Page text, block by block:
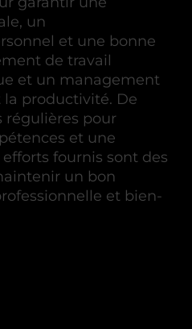
un
et une bonne
de travail
et un management
la productivité. De
régulières pour
et une
fournis sont des
un bon
et bien-